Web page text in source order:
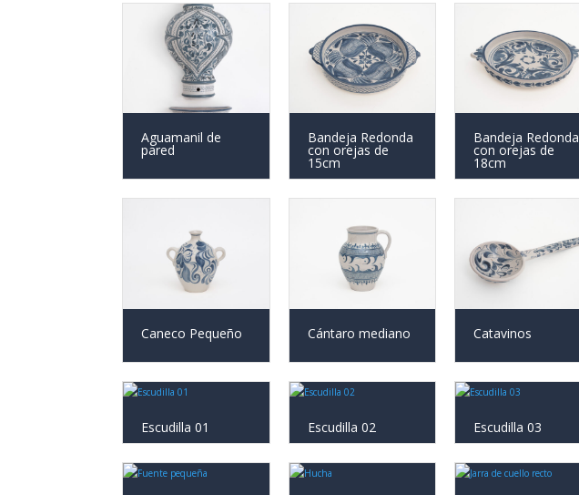
Aguamanil de
pared
Bandeja Redonda
con orejas de
15cm
Bandeja Redonda
con orejas de
18cm
Caneco Pequeño Cántaro mediano Catavinos
Escudilla 01 Escudilla 02 Escudilla 03